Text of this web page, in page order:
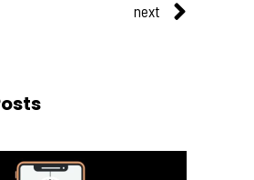
next